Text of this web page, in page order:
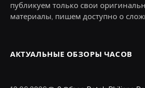
публикуем только свои
материалы, пишем доступно о
АКТУАЛЬНЫЕ ОБЗОРЫ ЧАСОВ